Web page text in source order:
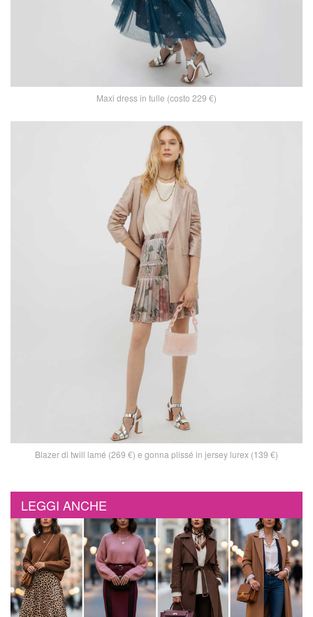
Maxi dress in tulle (costo 229 €)
Blazer di twill lamé (269 €) e gonna plissé in jersey lurex (139 €)
LEGGI ANCHE